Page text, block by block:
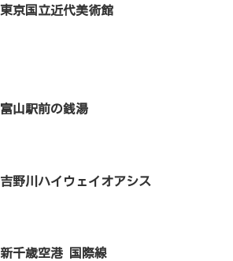
東京国立近代美術館
富山駅前の銭湯
吉野川ハイウェイオアシス
新千歳空港 国際線